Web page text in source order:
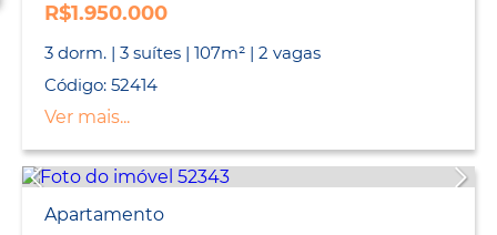
R$1.950.000
3 dorm. | 3 suítes | 107m² | 2 vagas
Código: 52414
Ver mais...
Apartamento